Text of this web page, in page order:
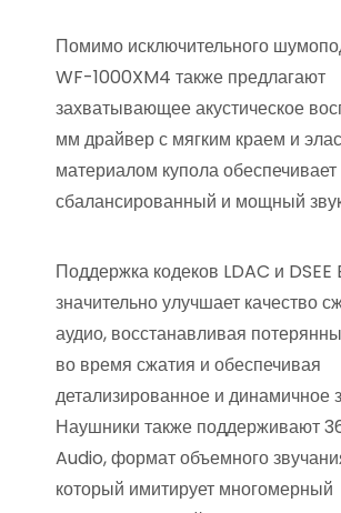
Помимо исключительного
WF-1000XM4 также предлагают
захватывающее акустическое
мм драйвер с мягким краем и
материалом купола
сбалансированный и мощный
Поддержка кодеков LDAC и
значительно улучшает качество
аудио, восстанавливая
во время сжатия и обеспечивая
детализированное и динамичное
Наушники также поддерживают
Audio, формат объемного
который имитирует многомерный